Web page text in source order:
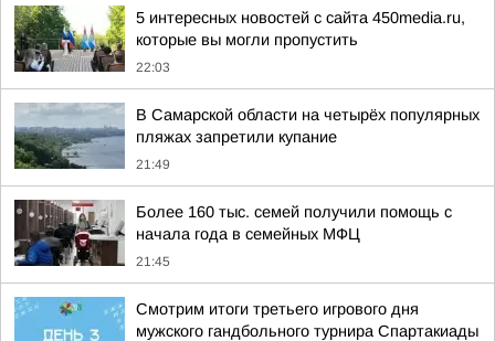
5 интересных новостей с сайта 450media.ru,
которые вы могли пропустить
22:03
В Самарской области на четырёх популярных
пляжах запретили купание
21:49
Более 160 тыс. семей получили помощь с
начала года в семейных МФЦ
21:45
Смотрим итоги третьего игрового дня
мужского гандбольного турнира Спартакиады